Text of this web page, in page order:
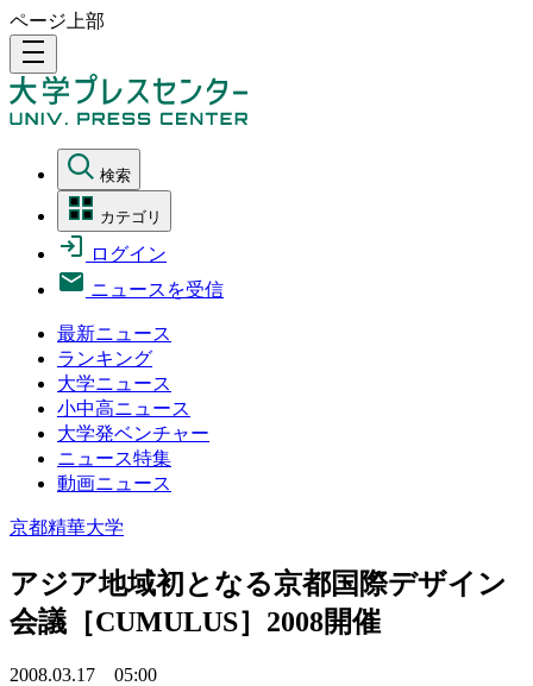
ページ上部
density_medium
検索
カテゴリ
ログイン
ニュースを受信
最新ニュース
ランキング
大学ニュース
小中高ニュース
大学発ベンチャー
ニュース特集
動画ニュース
京都精華大学
アジア地域初となる京都国際デザイン
会議［CUMULUS］2008開催
2008.03.17 05:00